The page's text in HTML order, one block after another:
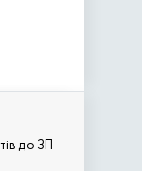
до ЗП